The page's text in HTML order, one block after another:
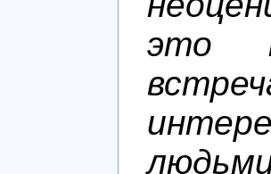
это